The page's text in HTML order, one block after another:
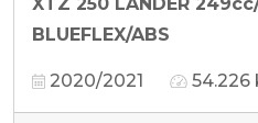
BLUEFLEX/ABS
2020/2021 54.226